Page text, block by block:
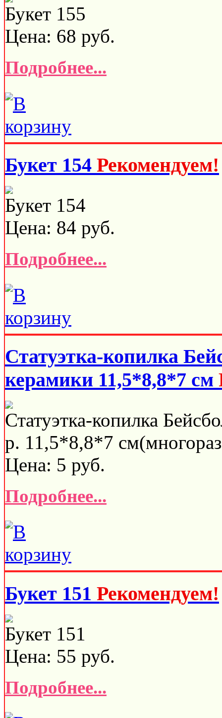
Букет 155
Цена: 68 руб.
Подробнее...
Букет 154 Рекомендуем!
Букет 154
Цена: 84 руб.
Подробнее...
Статуэтка-копилка
керамики 11,5*8,8*7 см
Статуэтка-копилка
р. 11,5*8,8*7
Цена: 5 руб.
Подробнее...
Букет 151 Рекомендуем!
Букет 151
Цена: 55 руб.
Подробнее...